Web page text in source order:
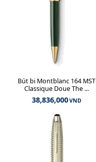
Bút bi Montblanc 164 MST
Classique Doue The ...
38,836,000VND